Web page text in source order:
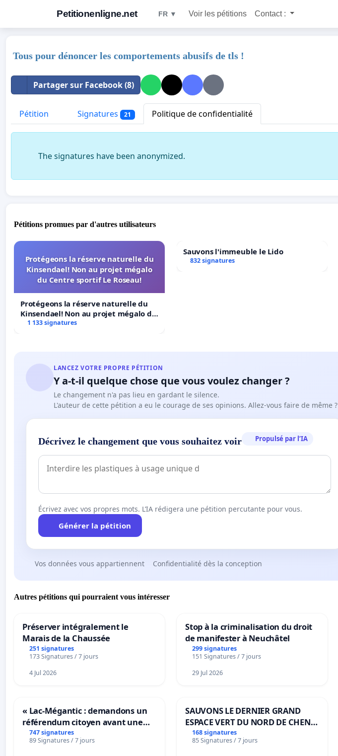
Petitionenligne.net FR ▼ Voir les pétitions Contact :
Tous pour dénoncer les comportements abusifs de tls !
Partager sur Facebook (8)
Pétition Signatures 21 Politique de confidentialité
The signatures have been anonymized.
Pétitions promues par d'autres utilisateurs
Protégeons la réserve naturelle du
Kinsendael! Non au projet mégalo
du Centre sportif Le Roseau!
Protégeons la réserve naturelle du
Kinsendael! Non au projet mégalo du
Centre sportif Le Roseau!
1 133 signatures
Sauvons l'immeuble le Lido
832 signatures
LANCEZ VOTRE PROPRE PÉTITION
Y a-t-il quelque chose que vous voulez changer ?
Le changement n'a pas lieu en gardant le silence.
L'auteur de cette pétition a eu le courage de ses opinions. Allez-vous faire de même ?
Décrivez le changement que vous souhaitez voir Propulsé par l’IA
Écrivez avec vos propres mots. L’IA rédigera une pétition percutante pour vous.
Générer la pétition
Vos données vous appartiennent Confidentialité dès la conception
Autres pétitions qui pourraient vous intéresser
Préserver intégralement le
Marais de la Chaussée
251 signatures
173 Signatures / 7 jours
4 Jul 2026
Stop à la criminalisation du droit
de manifester à Neuchâtel
299 signatures
151 Signatures / 7 jours
29 Jul 2026
« Lac-Mégantic : demandons un
référendum citoyen avant une
transformation irréversible de
notre territoire »
747 signatures
89 Signatures / 7 jours
SAUVONS LE DERNIER GRAND
ESPACE VERT DU NORD DE CHENE-
BOUGERIES
168 signatures
85 Signatures / 7 jours